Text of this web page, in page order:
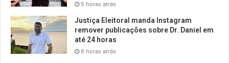
5 horas atrás
Justiça Eleitoral manda Instagram
remover publicações sobre Dr. Daniel em
até 24 horas
6 horas atrás